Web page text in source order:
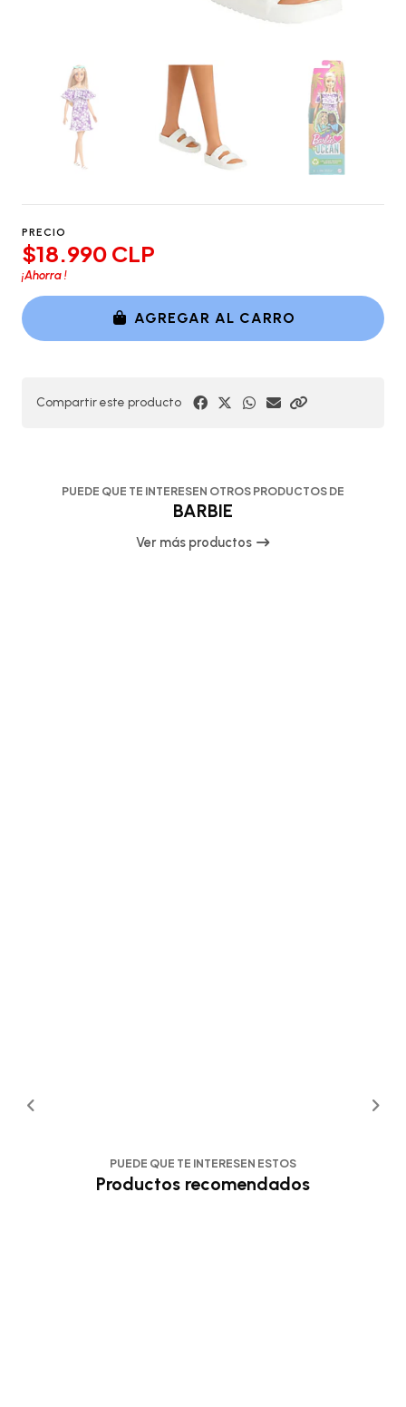
PRECIO
$18.990 CLP
¡Ahorra!
AGREGAR AL CARRO
Compartir este producto
PUEDE QUE TE INTERESEN OTROS PRODUCTOS DE
BARBIE
Ver más productos
PUEDE QUE TE INTERESEN ESTOS
Productos recomendados